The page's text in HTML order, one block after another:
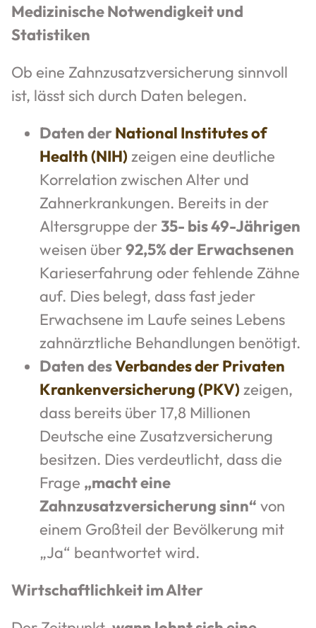
Medizinische Notwendigkeit und
Statistiken
Ob eine Zahnzusatzversicherung sinnvoll
ist, lässt sich durch Daten belegen.
Daten derNational Institutes of
Health (NIH) zeigen eine deutliche
Korrelation zwischen Alter und
Zahnerkrankungen. Bereits in der
Altersgruppe der35- bis 49-Jährigen
weisen über92,5% der Erwachsenen
Karieserfahrung oder fehlende Zähne
auf. Dies belegt, dass fast jeder
Erwachsene im Laufe seines Lebens
zahnärztliche Behandlungen benötigt.
Daten desVerbandes der Privaten
Krankenversicherung (PKV) zeigen,
dass bereits über 17,8 Millionen
Deutsche eine Zusatzversicherung
besitzen. Dies verdeutlicht, dass die
Frage „macht eine
Zahnzusatzversicherung sinn“ von
einem Großteil der Bevölkerung mit
„Ja“ beantwortet wird.
Wirtschaftlichkeit im Alter